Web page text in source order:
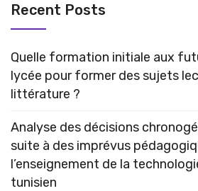
Recent Posts
Quelle formation initiale aux
lycée pour former des sujets
littérature ?
Analyse des décisions
suite à des imprévus
l’enseignement de la
tunisien